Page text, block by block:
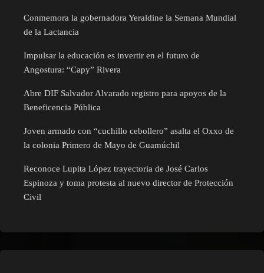
Conmemora la gobernadora Yeraldine la Semana Mundial
de la Lactancia
Impulsar la educación es invertir en el futuro de
Angostura: “Capy” Rivera
Abre DIF Salvador Alvarado registro para apoyos de la
Beneficencia Pública
Joven armado con “cuchillo cebollero” asalta el Oxxo de
la colonia Primero de Mayo de Guamúchil
Reconoce Lupita López trayectoria de José Carlos
Espinoza y toma protesta al nuevo director de Protección
Civil